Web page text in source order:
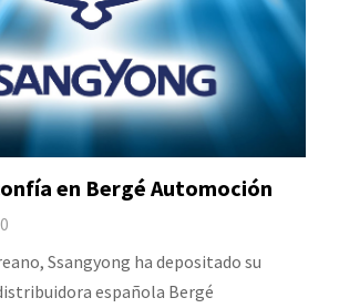
en Bergé Automoción
Ssangyong ha depositado su
española Bergé